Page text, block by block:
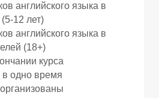
английского языка в
12 лет)
английского языка в
(18+)
курса
в одно время